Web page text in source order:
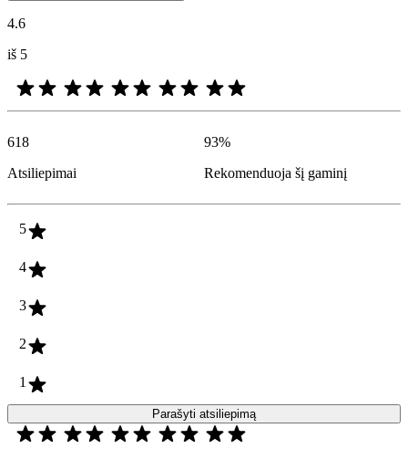
4.6
iš 5
618
Atsiliepimai
93%
Rekomenduoja šį gaminį
5
4
3
2
1
Parašyti atsiliepimą